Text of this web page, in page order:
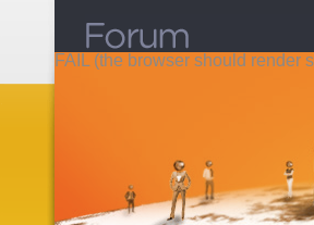
FAIL (the browser should render